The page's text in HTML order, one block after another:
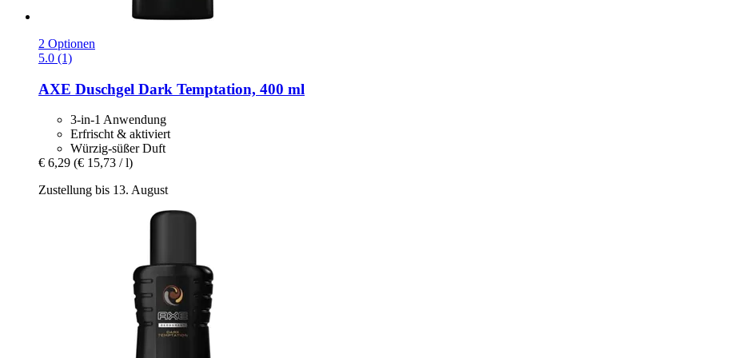
2 Optionen
5.0 (1)
AXE Duschgel Dark Temptation, 400 ml
3-in-1 Anwendung
Erfrischt & aktiviert
Würzig-süßer Duft
€ 6,29 (€ 15,73 / l)
Zustellung bis 13. August